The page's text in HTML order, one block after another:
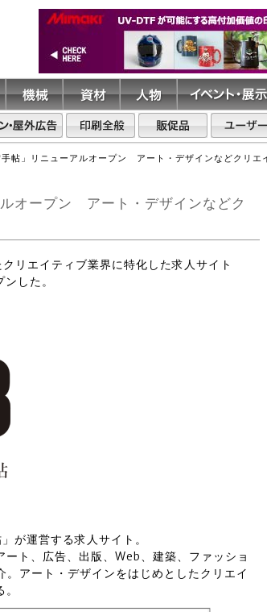
帖」リニューアルオープン アート・デザインなどクリエ
オープン アート・デザインなどク
リエイティブ業界に特化した求人サイト
した。
が運営する求人サイト。
ト、広告、出版、Web、建築、ファッショ
アート・デザインをはじめとしたクリエイ